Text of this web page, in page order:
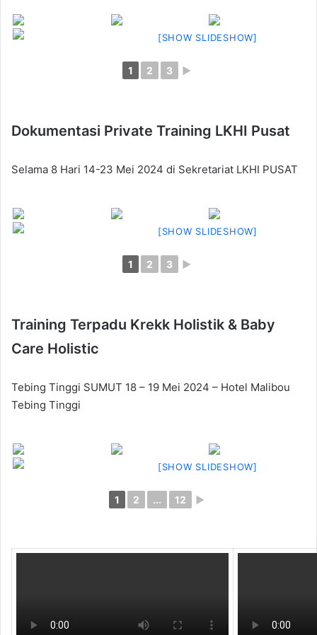
[SHOW SLIDESHOW]
1 2 3 ►
Dokumentasi Private Training LKHI Pusat
Selama 8 Hari 14-23 Mei 2024 di Sekretariat LKHI PUSAT
[SHOW SLIDESHOW]
1 2 3 ►
Training Terpadu Krekk Holistik & Baby
Care Holistic
Tebing Tinggi SUMUT 18 – 19 Mei 2024 – Hotel Malibou
Tebing Tinggi
[SHOW SLIDESHOW]
1 2 ... 12 ►